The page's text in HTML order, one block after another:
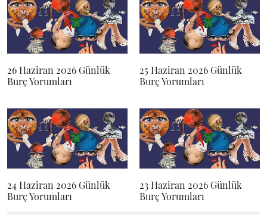
26 Haziran 2026 Günlük
Burç Yorumları
25 Haziran 2026 Günlük
Burç Yorumları
24 Haziran 2026 Günlük
Burç Yorumları
23 Haziran 2026 Günlük
Burç Yorumları